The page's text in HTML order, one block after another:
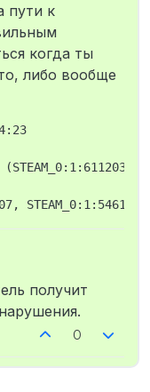
пути к
когда ты
либо вообще
получит
0